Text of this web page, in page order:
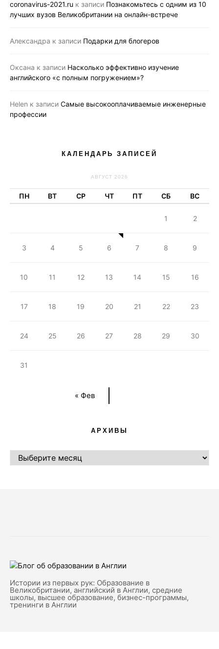
coronavirus-2021.ru к записи Познакомьтесь с одним из 10
лучших вузов Великобритании на онлайн-встрече
Александра к записи Подарки для блогеров
Оксана к записи Насколько эффективно изучение
английского «с полным погружением»?
Helen к записи Самые высокооплачиваемые инженерные
профессии
КАЛЕНДАРЬ ЗАПИСЕЙ
АВГУСТ 2026
ПН ВТ СР ЧТ ПТ СБ ВС
« Фев
1 2
3 4 5 6 7 8 9
10 11 12 13 14 15 16
17 18 19 20 21 22 23
24 25 26 27 28 29 30
31
АРХИВЫ
Истории из первых рук: Образование в
Великобритании, английский в Англии, средние
школы, высшее образование, бизнес-программы,
тренинги в Англии